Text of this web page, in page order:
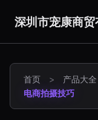
深圳市宠康商贸
首页 > 产品大全
电商拍摄技巧